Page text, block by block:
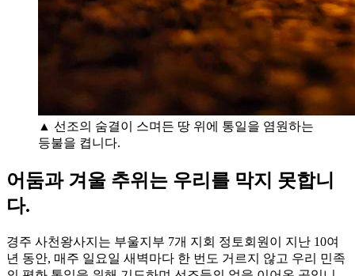
▲ 선조의 숨결이 스며든 땅 위에 통일을 염원하는
등불을 켭니다.
어둠과 겨울 추위는 우리를 막지 못합니
다.
경주 사천왕사지는 부울지부 7개 지회 정토회원이 지난 10여
년 동안, 매주 일요일 새벽마다 한 번도 거르지 않고 우리 민족